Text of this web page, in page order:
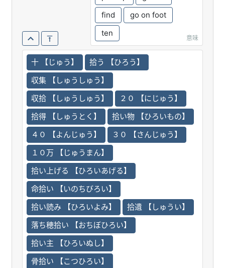
find
go on foot
ten
意味
十 【じゅう】
拾う 【ひろう】
収集 【しゅうしゅう】
収拾 【しゅうしゅう】
２０ 【にじゅう】
拾得 【しゅうとく】
拾い物 【ひろいもの】
４０ 【よんじゅう】
３０ 【さんじゅう】
１０万 【じゅうまん】
拾い上げる 【ひろいあげる】
命拾い 【いのちびろい】
拾い読み 【ひろいよみ】
拾遺 【しゅうい】
落ち穂拾い 【おちぼひろい】
拾い主 【ひろいぬし】
骨拾い 【こつひろい】